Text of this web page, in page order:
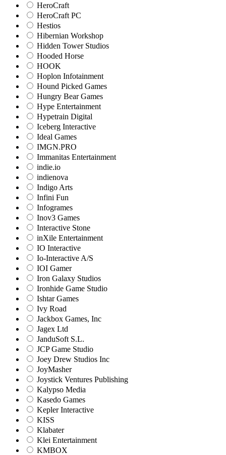
HeroCraft
HeroCraft PC
Hestios
Hibernian Workshop
Hidden Tower Studios
Hooded Horse
HOOK
Hoplon Infotainment
Hound Picked Games
Hungry Bear Games
Hype Entertainment
Hypetrain Digital
Iceberg Interactive
Ideal Games
IMGN.PRO
Immanitas Entertainment
indie.io
indienova
Indigo Arts
Infini Fun
Infogrames
Inov3 Games
Interactive Stone
inXile Entertainment
IO Interactive
Io-Interactive A/S
IOI Gamer
Iron Galaxy Studios
Ironhide Game Studio
Ishtar Games
Ivy Road
Jackbox Games, Inc
Jagex Ltd
JanduSoft S.L.
JCP Game Studio
Joey Drew Studios Inc
JoyMasher
Joystick Ventures Publishing
Kalypso Media
Kasedo Games
Kepler Interactive
KISS
Klabater
Klei Entertainment
KMBOX